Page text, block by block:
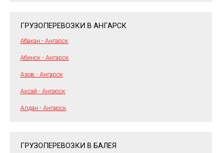
ГРУЗОПЕРЕВОЗКИ В АНГАРСК
Абакан - Ангарск
Абинск - Ангарск
Азов - Ангарск
Аксай - Ангарск
Алдан - Ангарск
ГРУЗОПЕРЕВОЗКИ В БАЛЕЯ